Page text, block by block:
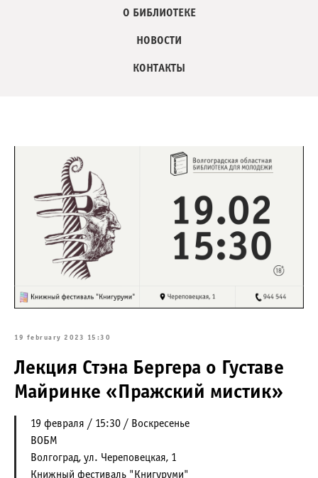
О БИБЛИОТЕКЕ
НОВОСТИ
КОНТАКТЫ
19 february 2023 15:30
Лекция Стэна Бергера о Густаве
Майринке «Пражский мистик»
19 февраля / 15:30 / Воскресенье
ВОБМ
Волгоград, ул. Череповецкая, 1
Книжный фестиваль "Книгуруми"